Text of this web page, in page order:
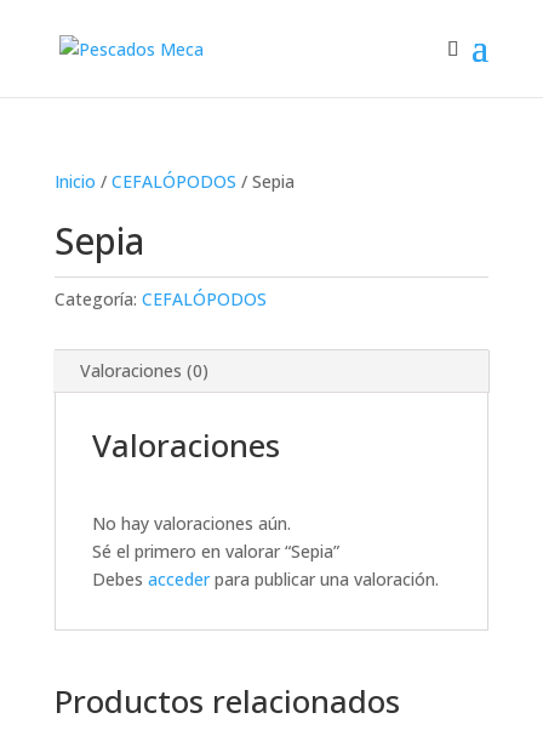
Inicio / CEFALÓPODOS / Sepia
Sepia
Categoría: CEFALÓPODOS
Valoraciones (0)
Valoraciones
No hay valoraciones aún.
Sé el primero en valorar “Sepia”
Debes accederpara publicar una valoración.
Productos relacionados